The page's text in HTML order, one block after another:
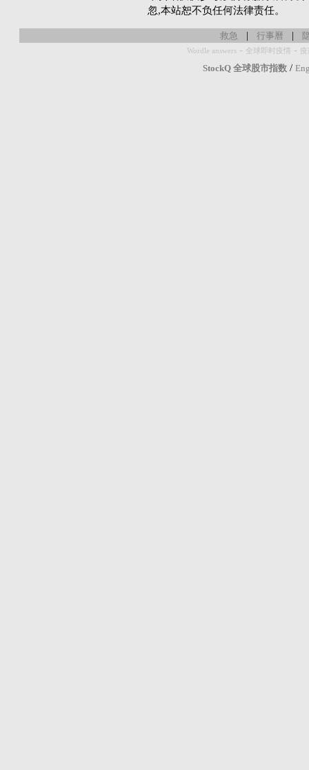
忽,本站恕不负任何法律责任。
救急 | 行事曆 |
Wordle answers - 全球即时疫情 -
StockQ 全球股市指数 /